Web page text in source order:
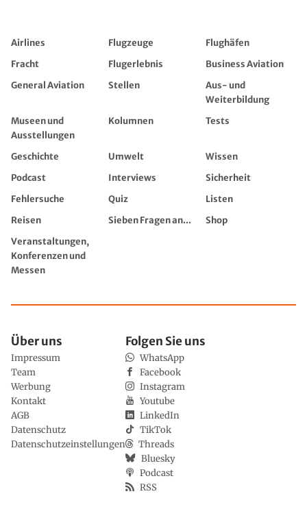
Airlines Flugzeuge
Flughäfen
Fracht
Flugerlebnis
Business Aviation
General Aviation
Stellen
Aus- und
Weiterbildung
Museen und
Ausstellungen
Kolumnen Tests
Geschichte Umwelt
Wissen
Podcast
Interviews
Sicherheit
Fehlersuche
Quiz
Listen
Reisen
Sieben Fragen an...
Shop
Veranstaltungen,
Konferenzen und
Messen
Über uns
Impressum
Team
Werbung
Kontakt
AGB
Datenschutz
Datenschutzeinstellungen
Folgen Sie uns
WhatsApp
Facebook
Instagram
Youtube
LinkedIn
TikTok
Threads
Bluesky
Podcast
RSS